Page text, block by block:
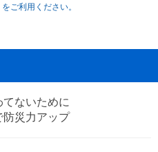
ご利用ください。
ないために
防災力アップ